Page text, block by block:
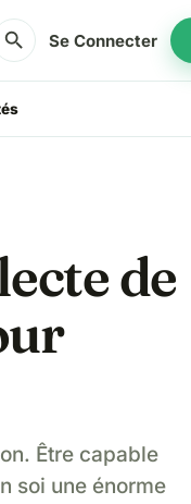
search Se Connecter
de
Être capable
soi une énorme